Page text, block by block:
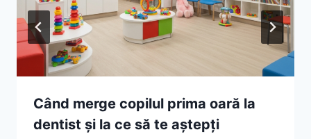
Când merge copilul prima oară la
dentist și la ce să te aștepți